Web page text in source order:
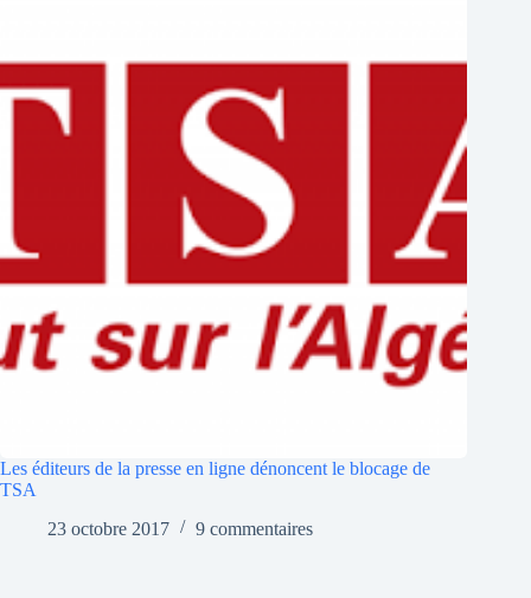
Les éditeurs de la presse en ligne dénoncent le blocage de
TSA
23 octobre 2017
9 commentaires